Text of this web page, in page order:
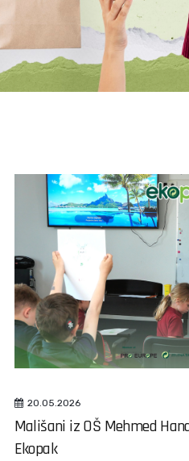
20.05.2026
Mališani iz OŠ Mehmed
Ekopak